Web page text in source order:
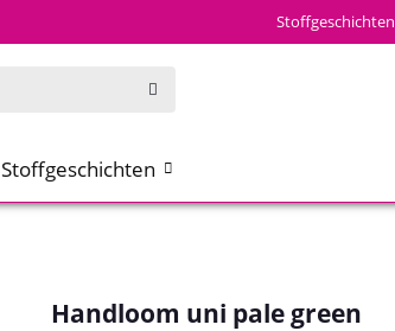
Stoffgeschichten
Stoffgeschichten
Handloom uni pale green